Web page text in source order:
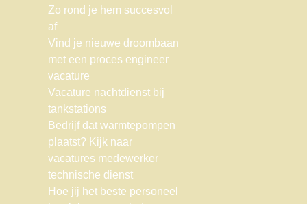
Zo rond je hem succesvol
af
Vind je nieuwe droombaan
met een proces engineer
vacature
Vacature nachtdienst bij
tankstations
Bedrijf dat warmtepompen
plaatst? Kijk naar
vacatures medewerker
technische dienst
Hoe jij het beste personeel